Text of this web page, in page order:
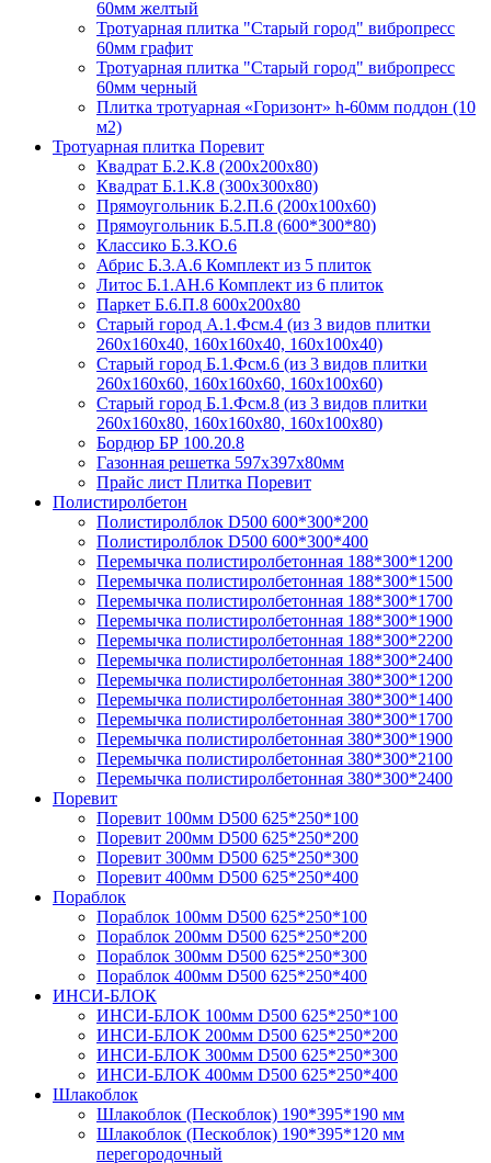
60мм желтый
Тротуарная плитка "Старый город" вибропресс
60мм графит
Тротуарная плитка "Старый город" вибропресс
60мм черный
Плитка тротуарная «Горизонт» h-60мм поддон (10
м2)
Тротуарная плитка Поревит
Квадрат Б.2.К.8 (200х200х80)
Квадрат Б.1.К.8 (300х300х80)
Прямоугольник Б.2.П.6 (200х100х60)
Прямоугольник Б.5.П.8 (600*300*80)
Классико Б.3.КО.6
Абрис Б.3.А.6 Комплект из 5 плиток
Литос Б.1.АН.6 Комплект из 6 плиток
Паркет Б.6.П.8 600х200х80
Старый город А.1.Фсм.4 (из 3 видов плитки
260х160х40, 160х160х40, 160х100х40)
Старый город Б.1.Фсм.6 (из 3 видов плитки
260х160х60, 160х160х60, 160х100х60)
Старый город Б.1.Фсм.8 (из 3 видов плитки
260х160х80, 160х160х80, 160х100х80)
Бордюр БР 100.20.8
Газонная решетка 597х397х80мм
Прайс лист Плитка Поревит
Полистиролбетон
Полистиролблок D500 600*300*200
Полистиролблок D500 600*300*400
Перемычка полистирол­бетонная 188*300*1200
Перемычка полистирол­бетонная 188*300*1500
Перемычка полистирол­бетонная 188*300*1700
Перемычка полистирол­бетонная 188*300*1900
Перемычка полистирол­бетонная 188*300*2200
Перемычка полистирол­бетонная 188*300*2400
Перемычка полистирол­бетонная 380*300*1200
Перемычка полистирол­бетонная 380*300*1400
Перемычка полистирол­бетонная 380*300*1700
Перемычка полистирол­бетонная 380*300*1900
Перемычка полистирол­бетонная 380*300*2100
Перемычка полистирол­бетонная 380*300*2400
Поревит
Поревит 100мм D500 625*250*100
Поревит 200мм D500 625*250*200
Поревит 300мм D500 625*250*300
Поревит 400мм D500 625*250*400
Пораблок
Пораблок 100мм D500 625*250*100
Пораблок 200мм D500 625*250*200
Пораблок 300мм D500 625*250*300
Пораблок 400мм D500 625*250*400
ИНСИ-БЛОК
ИНСИ-БЛОК 100мм D500 625*250*100
ИНСИ-БЛОК 200мм D500 625*250*200
ИНСИ-БЛОК 300мм D500 625*250*300
ИНСИ-БЛОК 400мм D500 625*250*400
Шлакоблок
Шлакоблок (Пескоблок) 190*395*190 мм
Шлакоблок (Пескоблок) 190*395*120 мм
перегородочный